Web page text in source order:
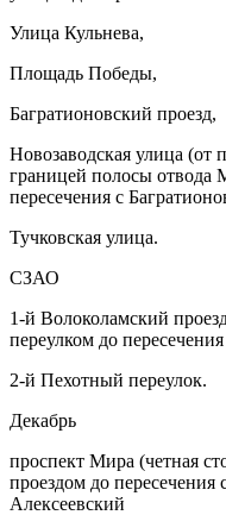
Улица Кульнева,
Площадь Победы,
Багратионовский проезд,
Новозаводская улица (от
границей полосы
пересечения с
Тучковская улица.
СЗАО
1-й Волоколамский
переулком до
2-й Пехотный переулок.
Декабрь
проспект Мира (четная
проездом до
Алексеевский